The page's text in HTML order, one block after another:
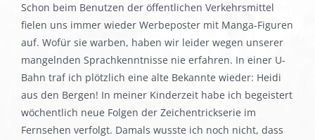
Schon beim Benutzen der öffentlichen Verkehrsmittel
fielen uns immer wieder Werbeposter mit Manga-Figuren
auf. Wofür sie warben, haben wir leider wegen unserer
mangelnden Sprachkenntnisse nie erfahren. In einer U-
Bahn traf ich plötzlich eine alte Bekannte wieder: Heidi
aus den Bergen! In meiner Kinderzeit habe ich begeistert
wöchentlich neue Folgen der Zeichentrickserie im
Fernsehen verfolgt. Damals wusste ich noch nicht, dass